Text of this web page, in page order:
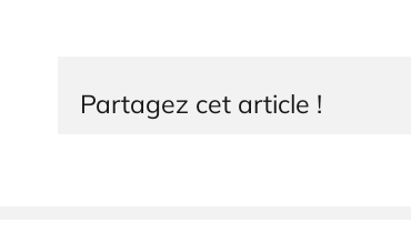
Partagez cet article !